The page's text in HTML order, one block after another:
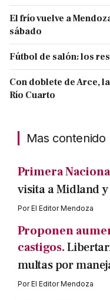
El frío vuelve a
sábado
Fútbol de salón: los
Con doblete de Arce,
Río Cuarto
Mas contenido
Primera
visita a Midland y
PorEl Editor Mendoza
Proponen
castigos.
multas por
PorEl Editor Mendoza